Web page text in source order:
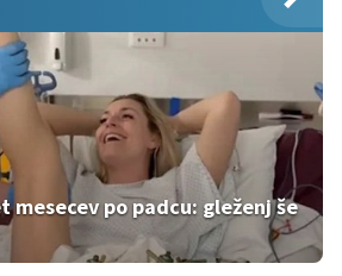
mesecev po padcu: gleženj še